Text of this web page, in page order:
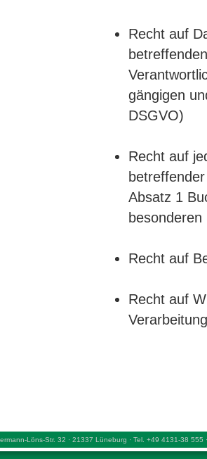
Recht auf
gängigen
DSGVO)
Recht auf
Absatz 1
Recht auf
Recht auf
Löns-Str. 32 · 21337 Lüneburg · Tel. +49 4131-38 555